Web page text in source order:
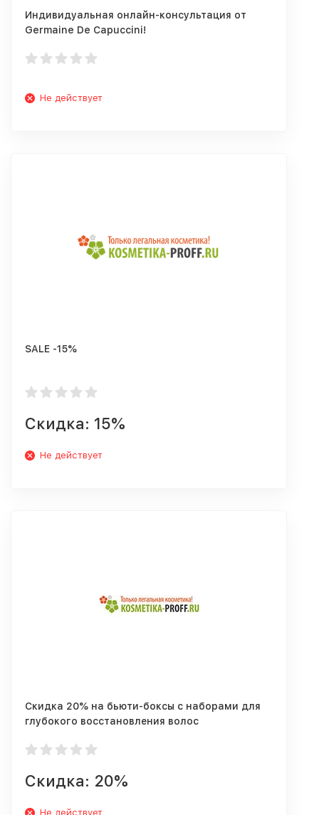
Индивидуальная онлайн-консультация от
Germaine De Capuccini!
Не действует
SALE -15%
Скидка: 15%
Не действует
Скидка 20% на бьюти-боксы с наборами для
глубокого восстановления волос
Скидка: 20%
Не действует